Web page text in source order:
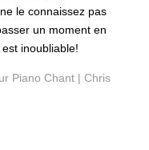
le connaissez pas
un moment en
inoubliable!
Piano Chant | Chris